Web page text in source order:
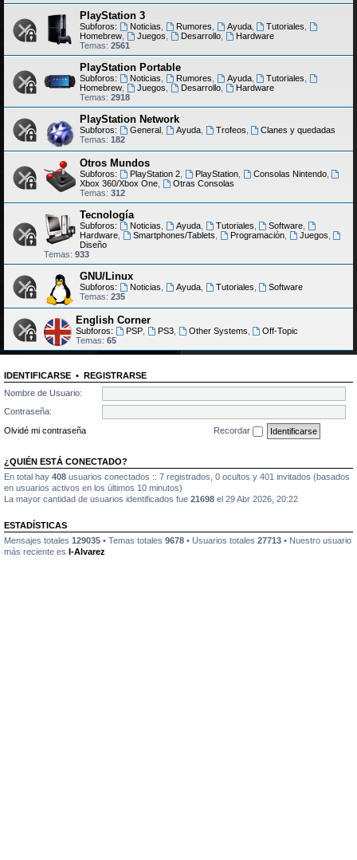
PlayStation 3
Subforos: Noticias Rumores Ayuda, Tutoriales
Homebrew
Juegos Desarrollo,
Hardware
Temas: 2561
PlayStation Portable
Subforos: Noticias Rumores Ayuda, Tutoriales
Homebrew
Juegos Desarrollo,
Hardware
Temas: 2918
PlayStation Network
Subforos: General, Ayuda, Trofeos
Clanes y quedadas
Temas: 182
Otros Mundos
Subforos: PlayStation 2, PlayStation, Consolas Nintendo,
Xbox 360/Xbox One
Otras Consolas
Temas: 312
Tecnología
Subforos: Noticias Ayuda, Tutoriales Software
Hardware
Smartphones/Tablets Programación, Juegos
Diseño
Temas: 933
GNU/Linux
Subforos: Noticias Ayuda, Tutoriales
Software
Temas: 235
English Corner
Subforos: PSP, PS3, Other Systems
Off-Topic
Temas: 65
IDENTIFICARSE • REGISTRARSE
Nombre de Usuario:
Contraseña:
Olvidé mi contraseña
Recordar
¿QUIÉN ESTÁ CONECTADO?
En total hay 408 usuarios conectados :: 7 registrados, 0 ocultos y 401 invitados (basados
en usuarios activos en los últimos 10 minutos)
La mayor cantidad de usuarios identificados fue 21698 el 29 Abr 2026, 20:22
ESTADÍSTICAS
Mensajes totales 129035 • Temas totales 9678 • Usuarios totales 27713 • Nuestro usuario
más reciente es I-Alvarez